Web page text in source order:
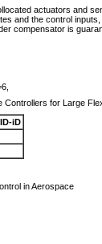
actuators and
and the control
compensator is
Controllers for Large
iD
in Aerospace